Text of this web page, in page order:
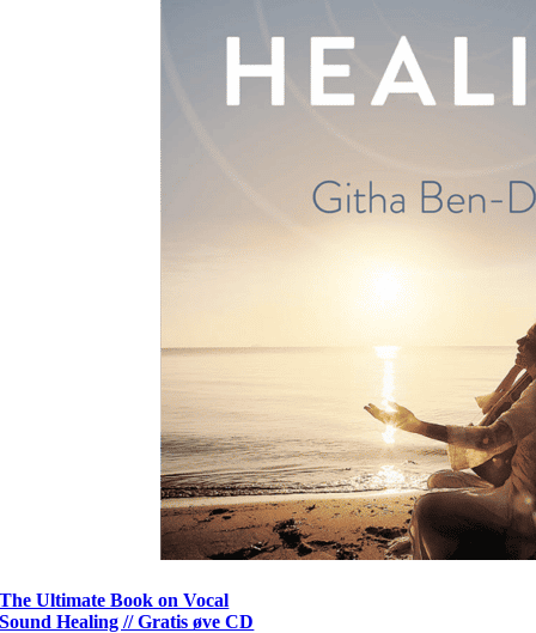
The Ultimate Book on Vocal
Sound Healing // Gratis øve CD